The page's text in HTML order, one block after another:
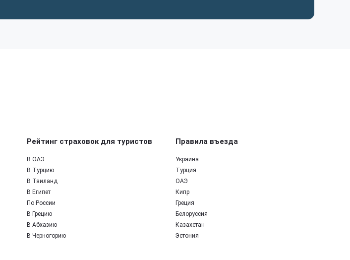
Рейтинг страховок для туристов
В ОАЭ
В Турцию
В Таиланд
В Египет
По России
В Грецию
В Абхазию
В Черногорию
Правила въезда
Украина
Турция
ОАЭ
Кипр
Греция
Белоруссия
Казахстан
Эстония